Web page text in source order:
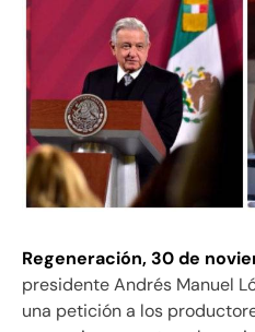
Regeneración, 30 de
presidente Andrés Manuel
una petición a los